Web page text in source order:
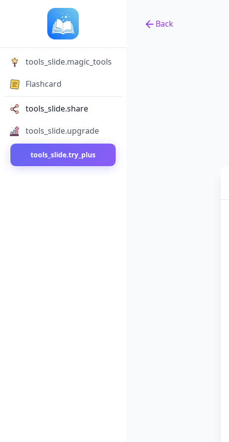
tools_slide.magic_tools
Flashcard
tools_slide.share
tools_slide.upgrade
tools_slide.try_plus
Back
Back to tools